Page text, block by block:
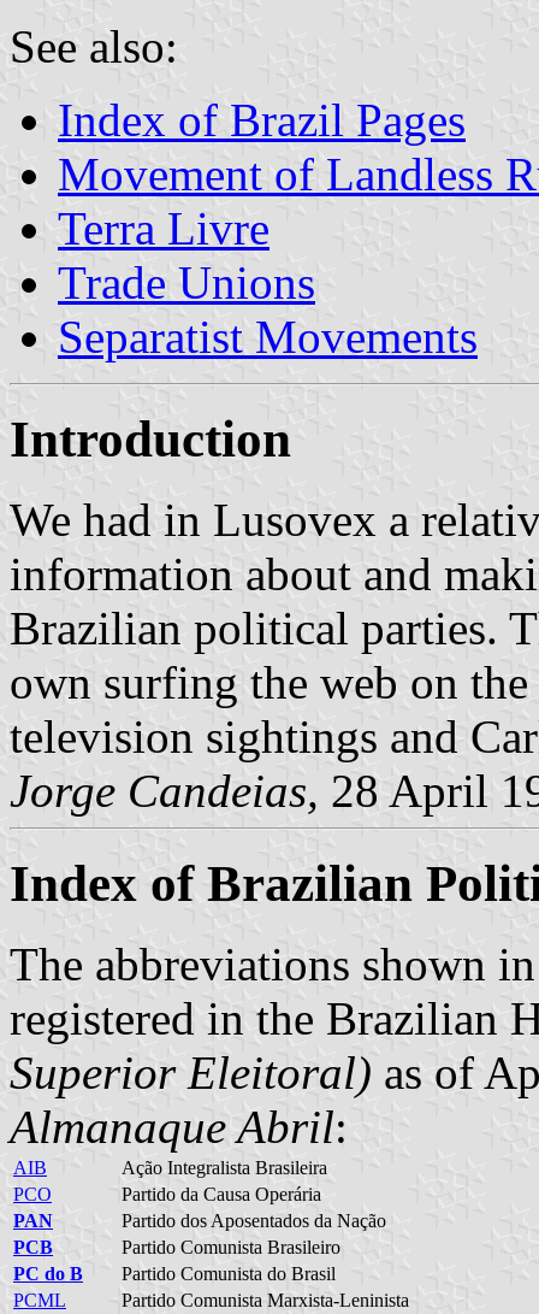
See also:
Index of Brazil Pages
Movement of Landless
Terra Livre
Trade Unions
Separatist Movements
Introduction
We had in Lusovex a
information about and
Brazilian political parties.
own surfing the web on
television sightings and
Jorge Candeias, 28 April
Index of Brazilian
The abbreviations shown
registered in the Brazilian
Superior Eleitoral) as of
Almanaque Abril:
AIB
Ação Integralista Brasileira
PCO
Partido da Causa Operária
PAN
Partido dos Aposentados da Nação
PCB
Partido Comunista Brasileiro
PC do B
Partido Comunista do Brasil
PCML
Partido Comunista Marxista-Leninista